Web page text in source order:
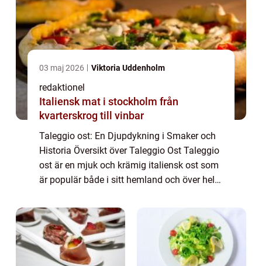
03 maj 2026 Viktoria Uddenholm
redaktionel
Italiensk mat i stockholm från
kvarterskrog till vinbar
Taleggio ost: En Djupdykning i Smaker och
Historia Översikt över Taleggio Ost Taleggio
ost är en mjuk och krämig italiensk ost som
är populär både i sitt hemland och över hela
på alla aspekter av taleggi...